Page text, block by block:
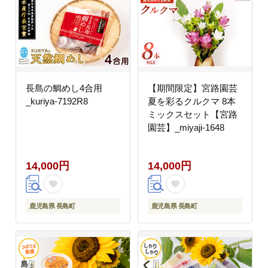
長島の鯛めし4合用
_kuriya-7192R8
14,000円
鹿児島県 長島町
【期間限定】宮路園芸
夏を彩るクルクマ 8本
ミックスセット【宮路
園芸】_miyaji-1648
14,000円
鹿児島県 長島町